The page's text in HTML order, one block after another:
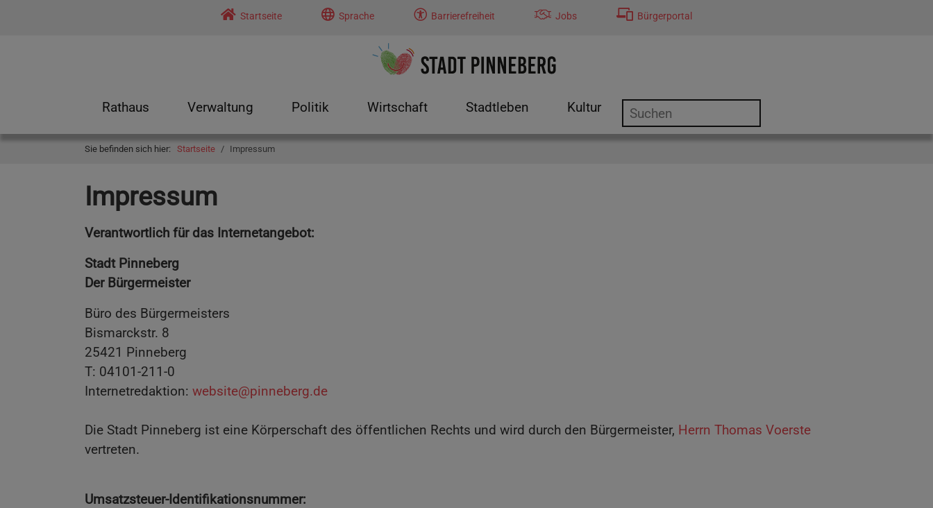
Startseite Sprache Barrierefreiheit Jobs Bürgerportal
Rathaus
Submenu for "Rathaus"
Verwaltung
Submenu for "Verwaltung"
Politik
Submenu for "Politik"
Wirtschaft
Submenu for "Wirtschaft"
Stadtleben
Submenu for "Stadtleben"
Kultur
Submenu for "Kultur"
You are here:
Sie befinden sich hier: Startseite Impressum
Impressum
Verantwortlich für das Internetangebot:
Stadt Pinneberg
Der Bürgermeister
Büro des Bürgermeisters
Bismarckstr. 8
25421 Pinneberg
T: 04101-211-0
Internetredaktion: website@pinneberg.de
Die Stadt Pinneberg ist eine Körperschaft des öffentlichen Rechts und wird durch den Bürgermeister, Herrn Thomas Voerste
vertreten.
Umsatzsteuer-Identifikationsnummer: